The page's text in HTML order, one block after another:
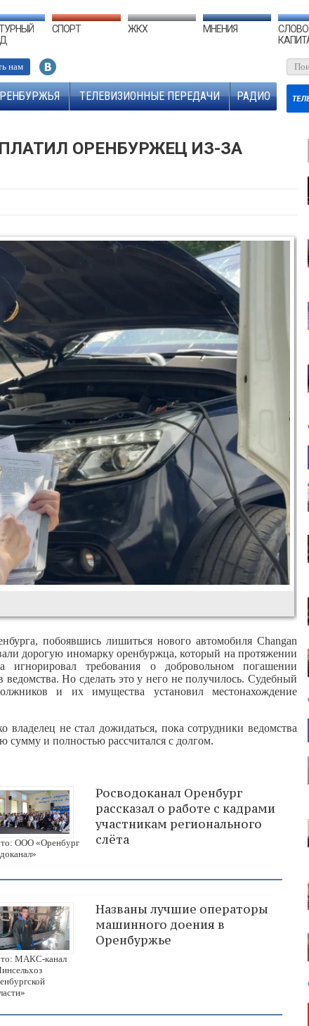
СПОРТ ЖКХ МНЕНИЯ
СЛОВО
нам
ТЕЛЕВИЗИОННЫЕ ПЕРЕДАЧИ РАДИО
ОРЕНБУРЖЕЦ ИЗ-ЗА
побоявшись лишиться нового автомобиля Changan
дорогую иномарку оренбуржца, который на протяжении
требования о добровольном погашении
Но сделать это у него не получилось. Судебный
и их имущества установил местонахождение
не стал дожидаться, пока сотрудники ведомства
сумму и полностью рассчитался с долгом.
ООО «Оренбург
Росводоканал Оренбург
рассказал о работе с кадрами
участникам регионального
слёта
МАКС-канал
Названы лучшие операторы
машинного доения в
Оренбуржье